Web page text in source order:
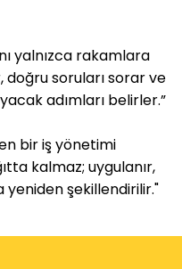
yalnızca rakamlara
doğru soruları sorar ve
adımları belirler.”
bir iş yönetimi
kalmaz; uygulanır,
şekillendirilir."